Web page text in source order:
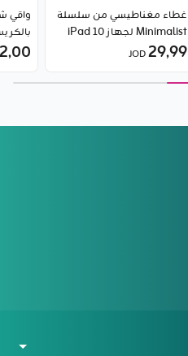
غطاء مغناطيسي من سلسلة
Minimalist لجهاز iPad 10
29٫99JOD
واقي